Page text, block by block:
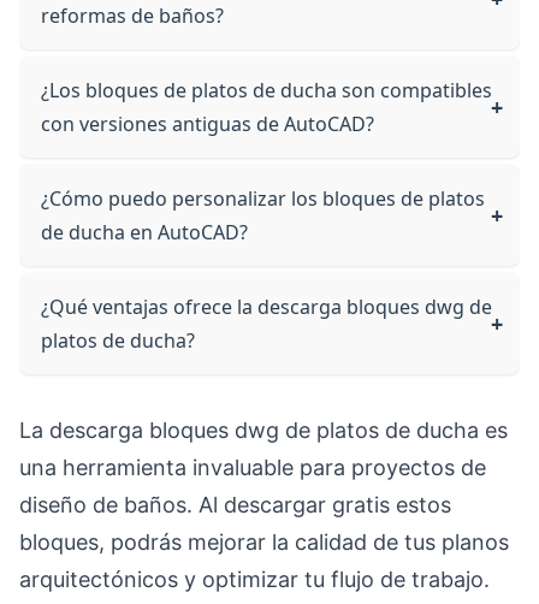
reformas de baños?
¿Los bloques de platos de ducha son compatibles
con versiones antiguas de AutoCAD?
¿Cómo puedo personalizar los bloques de platos
de ducha en AutoCAD?
¿Qué ventajas ofrece la descarga bloques dwg de
platos de ducha?
La descarga bloques dwg de platos de ducha es
una herramienta invaluable para proyectos de
diseño de baños. Al descargar gratis estos
bloques, podrás mejorar la calidad de tus planos
arquitectónicos y optimizar tu flujo de trabajo.